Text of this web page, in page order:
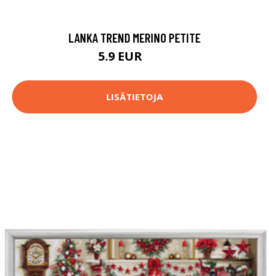
LANKA TREND MERINO PETITE
5.9 EUR
LISÄTIETOJA